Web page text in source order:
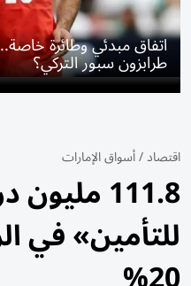
اتفاق مبدئي وطائرة
طرابزون سبور التركي؟
اقتصاد/أسواق الإمارات
111.8
للتأمين» في